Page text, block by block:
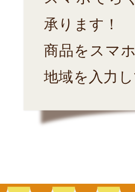
承ります！
商品をスマ
地域を入力